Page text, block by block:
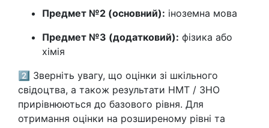
Предмет №2 (основний): іноземна мова
Предмет №3 (додатковий): фізика або
хімія
2️⃣ Зверніть увагу, що оцінки зі шкільного
свідоцтва, а також результати НМТ / ЗНО
прирівнюються до базового рівня. Для
отримання оцінки на розширеному рівні та